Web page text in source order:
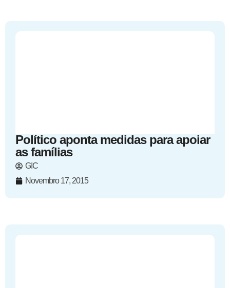
Político aponta medidas para apoiar
as famílias
GIC
Novembro 17, 2015